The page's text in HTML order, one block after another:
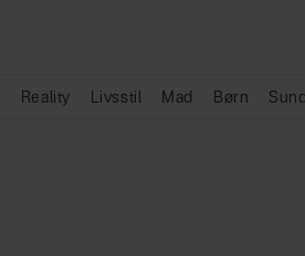
Reality Livsstil Mad Børn